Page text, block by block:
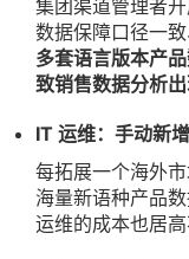
集团渠道管理者
数据保障口径一
多套语言版本产
致销售数据分析出
IT 运维：手动新
每拓展一个海外
海量新语种产品
运维的成本也居高